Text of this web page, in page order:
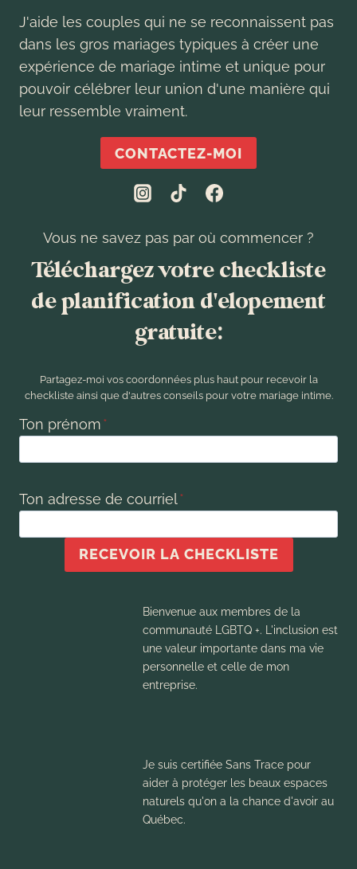
J'aide les couples qui ne se reconnaissent pas
dans les gros mariages typiques à créer une
expérience de mariage intime et unique pour
pouvoir célébrer leur union d'une manière qui
leur ressemble vraiment.
CONTACTEZ-MOI
Vous ne savez pas par où commencer ?
Téléchargez votre checkliste
de planification d'elopement
gratuite:
Partagez-moi vos coordonnées plus haut pour recevoir la
checkliste ainsi que d'autres conseils pour votre mariage intime.
Ton prénom*
Ton adresse de courriel*
RECEVOIR LA CHECKLISTE
Bienvenue aux membres de la
communauté LGBTQ +. L'inclusion est
une valeur importante dans ma vie
personnelle et celle de mon
entreprise.
Je suis certifiée Sans Trace pour
aider à protéger les beaux espaces
naturels qu'on a la chance d'avoir au
Québec.